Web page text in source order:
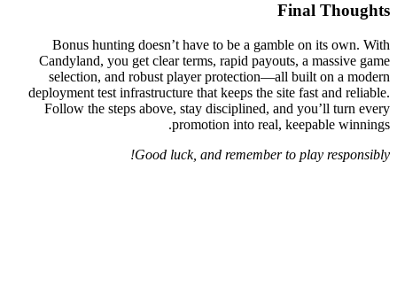
Final Thoughts
Bonus hunting doesn’t have to be a gamble on its own. With
Candyland, you get clear terms, rapid payouts, a massive game
selection, and robust player protection—all built on a modern
deployment test infrastructure that keeps the site fast and reliable.
Follow the steps above, stay disciplined, and you’ll turn every
promotion into real, keepable winnings.
Good luck, and remember to play responsibly!